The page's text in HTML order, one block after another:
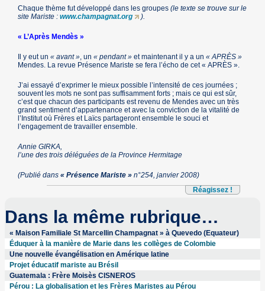
Chaque thème fut développé dans les groupes(le texte se trouve sur le
site Mariste :www.champagnat.org ).
« L’Après Mendès »
Il y eut un« avant », un« pendant » et maintenant il y a un« APRÈS »
Mendes. La revue Présence Mariste se fera l’écho de cet « APRÈS ».
J’ai essayé d’exprimer le mieux possible l’intensité de ces journées ;
souvent les mots ne sont pas suffisamment forts ; mais ce qui est sûr,
c’est que chacun des participants est revenu de Mendes avec un très
grand sentiment d’appartenance et avec la conviction de la vitalité de
l’Institut où Frères et Laïcs partageront ensemble le souci et
l’engagement de travailler ensemble.
Annie GIRKA,
l’une des trois déléguées de la Province Hermitage
(Publié dans« Présence Mariste » n°254, janvier 2008)
Réagissez !
Dans la même rubrique…
« Maison Familiale St Marcellin Champagnat » à Quevedo (Equateur)
Éduquer à la manière de Marie dans les collèges de Colombie
Une nouvelle évangélisation en Amérique latine
Projet éducatif mariste au Brésil
Guatemala : Frère Moisès CISNEROS
Pérou : La globalisation et les Frères Maristes au Pérou